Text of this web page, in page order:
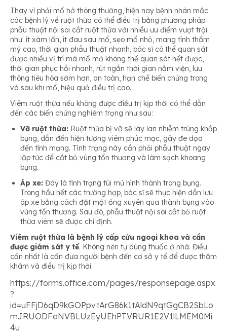
Thay vì phải mổ hở thông thường, hiện nay bệnh nhân mắc
các bệnh lý về ruột thừa có thể điều trị bằng phương pháp
phẫu thuật nội soi cắt ruột thừa với nhiều ưu điểm vượt trội
như: ít xâm lấn, ít đau sau mổ, sẹo mổ nhỏ, mang tính thẩm
mỹ cao, thời gian phẫu thuật nhanh, bác sĩ có thể quan sát
được nhiều vị trí mà mổ mở không thể quan sát hết được,
thời gian phục hồi nhanh, rút ngắn thời gian nằm viện, lưu
thông tiêu hóa sớm hơn, an toàn, hạn chế biến chứng trong
và sau khi mổ, hiệu quả điều trị cao.
Viêm ruột thừa nếu không được điều trị kịp thời có thể dẫn
đến các biến chứng nghiêm trọng như sau:
Vỡ ruột thừa: Ruột thừa bị vỡ sẽ lây lan nhiễm trùng khắp
bụng, dẫn đến hiện tượng viêm phúc mạc, gây đe dọa
đến tính mạng. Tình trạng này cần phải phẫu thuật ngay
lập tức để cắt bỏ vùng tổn thương và làm sạch khoang
bụng.
Áp xe: Đây là tình trạng túi mủ hình thành trong bụng.
Trong hầu hết các trường hợp, bác sĩ sẽ thực hiện dẫn lưu
áp xe bằng cách đặt một ống xuyên qua thành bụng vào
vùng tổn thương. Sau đó, phẫu thuật nội soi cắt bỏ ruột
thừa viêm sẽ được chỉ định.
Viêm ruột thừa là bệnh lý cấp cứu ngoại khoa và cần
được giám sát y tế. Không nên tự dùng thuốc ở nhà. Điều
cần nhất là cần đưa người bệnh đến cơ sở y tế để được thăm
khám và điều trị kịp thời.
https://forms.office.com/pages/responsepage.aspx
?
id=uFFjD6qD9kGOPpvtArG86k1tAldN9qtGgCB2SbLo
mJRUODFaNVBLUzEyUEhPTVRUR1E2V1lLMEM0Mi
4u